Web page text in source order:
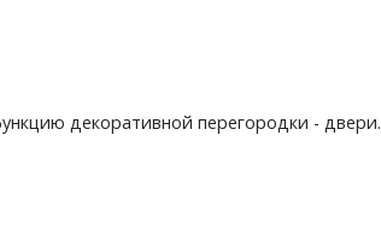
декоративной перегородки - двери.